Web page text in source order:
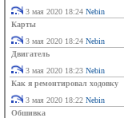
3 мая 2020 18:24 Nebin
Карты
3 мая 2020 18:24 Nebin
Двигатель
3 мая 2020 18:23 Nebin
Как я ремонтировал ходовку
3 мая 2020 18:22 Nebin
Обшивка